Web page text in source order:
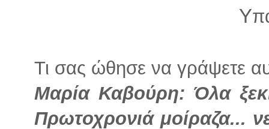
Υ
Τι σας ώθησε να γράψετε
Μαρία Καβούρη: Όλα
Πρωτοχρονιά μοίραζα...